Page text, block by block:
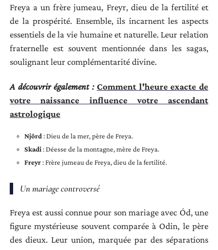
Freya a un frère jumeau, Freyr, dieu de la fertilité et
de la prospérité. Ensemble, ils incarnent les aspects
essentiels de la vie humaine et naturelle. Leur relation
fraternelle est souvent mentionnée dans les sagas,
soulignant leur complémentarité divine.
A découvrir également : Comment l'heure exacte de
votre naissance influence votre ascendant
astrologique
Njörd: Dieu de la mer, père de Freya.
Skadi: Déesse de la montagne, mère de Freya.
Freyr: Frère jumeau de Freya, dieu de la fertilité.
Un mariage controversé
Freya est aussi connue pour son mariage avec Ód, une
figure mystérieuse souvent comparée à Odin, le père
des dieux. Leur union, marquée par des séparations